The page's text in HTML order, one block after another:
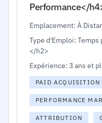
Performance</
Emplacement: À
Type d'Emploi:
</h2>
Expérience: 3 ans et
PAID ACQUISITION
PERFORMANCE
ATTRIBUTION